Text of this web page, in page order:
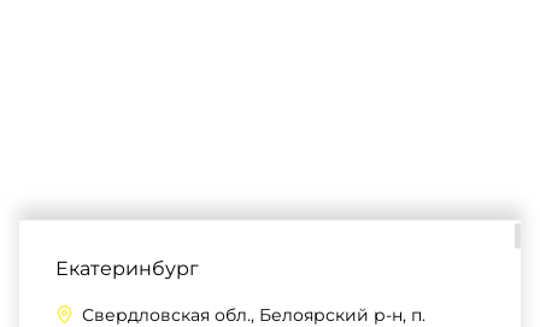
Екатеринбург
Свердловская обл., Белоярский р-н, п.